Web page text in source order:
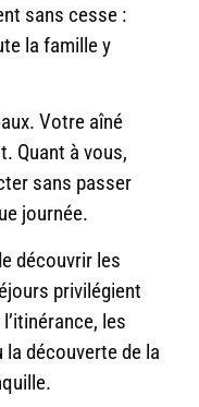
sans cesse :
la famille y
Votre aîné
Quant à vous,
sans passer
journée.
découvrir les
privilégient
les
découverte de la